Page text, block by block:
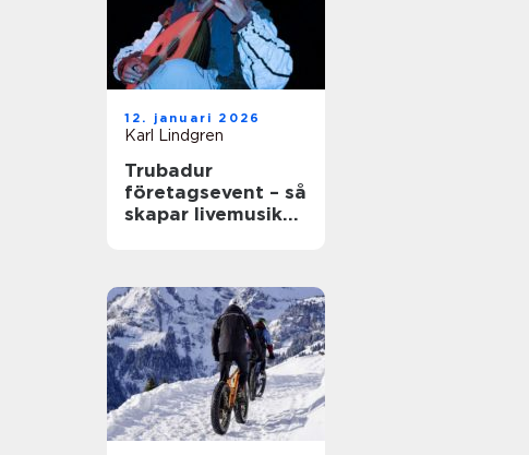
12. januari 2026
Karl Lindgren
Trubadur
företagsevent – så
skapar livemusik